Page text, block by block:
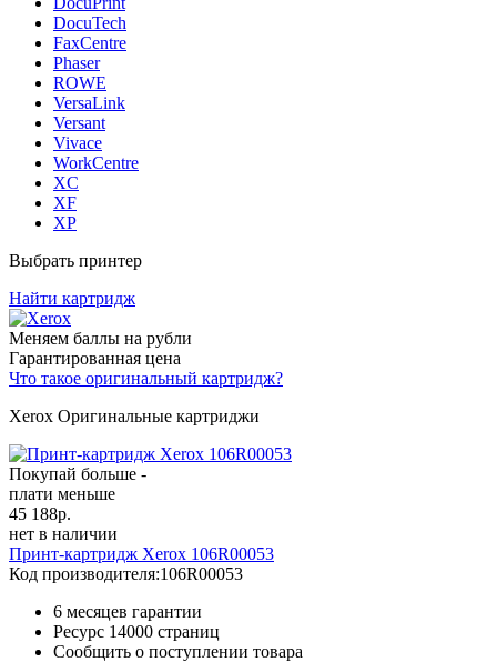
DocuTech
FaxCentre
Phaser
ROWE
VersaLink
Versant
Vivace
WorkCentre
XC
XF
XP
Выбрать принтер
Найти картридж
Меняем баллы на рубли
Гарантированная цена
Что такое оригинальный картридж?
Xerox Оригинальные картриджи
Покупай больше -
плати меньше
45 188р.
нет в наличии
Принт-картридж Xerox 106R00053
Код производителя:106R00053
6 месяцев гарантии
Ресурс 14000 страниц
Сообщить о поступлении товара